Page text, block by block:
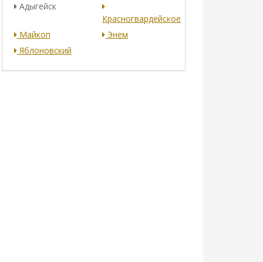
Адыгейск
Красногвардейское
Майкоп
Энем
Яблоновский